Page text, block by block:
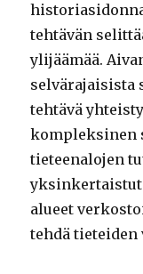
tehtävän
ylijäämää.
selvärajaisista
tehtävä
kompleksinen
tieteenalojen
alueet
tehdä tieteiden